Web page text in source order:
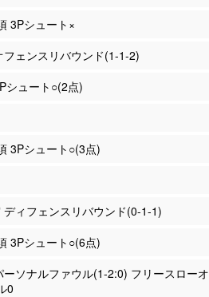
3Pシュート×
フェンスリバウンド(1-1-2)
シュート○(2点)
3Pシュート○(3点)
ディフェンスリバウンド(0-1-1)
3Pシュート○(6点)
ーソナルファウル(1-2:0) フリースローオ
0